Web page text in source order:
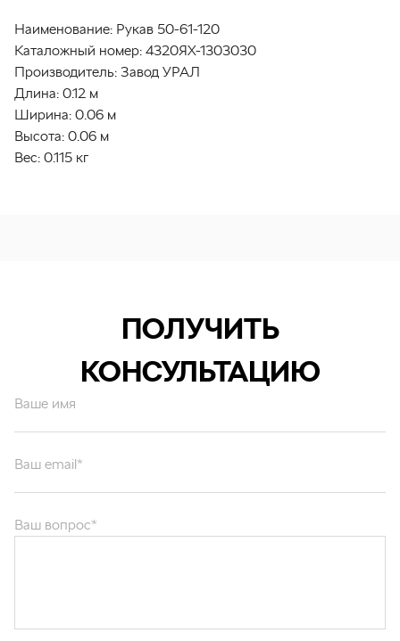
Наименование: Рукав 50-61-120
Каталожный номер: 4320ЯХ-1303030
Производитель: Завод УРАЛ
Длина: 0.12 м
Ширина: 0.06 м
Высота: 0.06 м
Вес: 0.115 кг
ПОЛУЧИТЬ
КОНСУЛЬТАЦИЮ
Ваше имя
персональных данных